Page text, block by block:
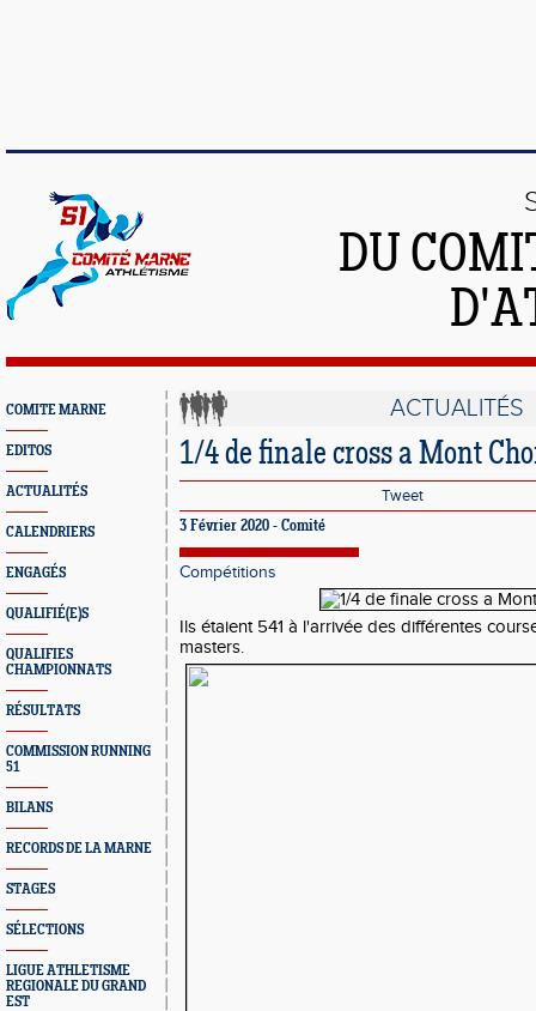
DU
COMITE MARNE
EDITOS
ACTUALITÉS
CALENDRIERS
ENGAGÉS
QUALIFIÉ(E)S
QUALIFIES
CHAMPIONNATS
RÉSULTATS
COMMISSION RUNNING
51
BILANS
RECORDS DE LA MARNE
STAGES
SÉLECTIONS
LIGUE ATHLETISME
REGIONALE DU GRAND
EST
ACTUALITÉS
1/4 de finale cross a Mont
Tweet
3 Février 2020 - Comité
Compétitions
Ils étaient 541 à l'arrivée des différentes
masters.